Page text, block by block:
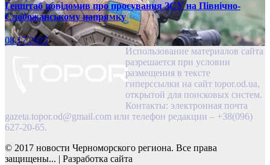
Генштаб повідомив про просування ЗСУ на Північно-
Слобожанському напрямку
08.17.2025
Использование материалов сайта
разрешается при условии
размещения в тексте
гиперссылки на сайт topor.od.ua,
открытой для поисковых систем.
Контакты: электронная почта
gazeta.topor.od@gmail.com или телефон редакции – +38(096)
627-20-65.
© 2017 новости Черноморского региона. Все права
защищены... | Разработка сайта